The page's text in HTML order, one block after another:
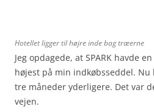
Hotellet ligger til højre inde bag træerne
Jeg opdagede, at SPARK havde
højest på min indkøbsseddel.
tre måneder yderligere. Det var
vejen.